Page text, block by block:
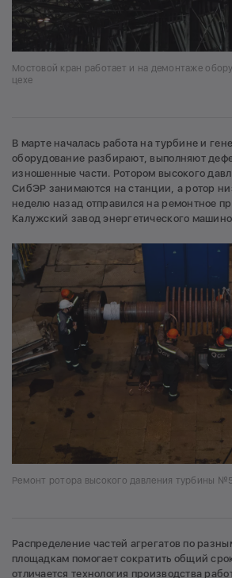
Мостовой кран работает и на демонтаже
цехе
В марте началась работа на турбине и
оборудование разбирают, выполняют
изношенные части. Ротором высокого
СибЭР занимаются на станции, а ротор
неделю назад отправился на ремонтное
Калужский завод энергетического
Ремонт ротора высокого давления турбины №5
Распределение частей агрегатов по
площадкам помогает сократить общий
отличается технология производства